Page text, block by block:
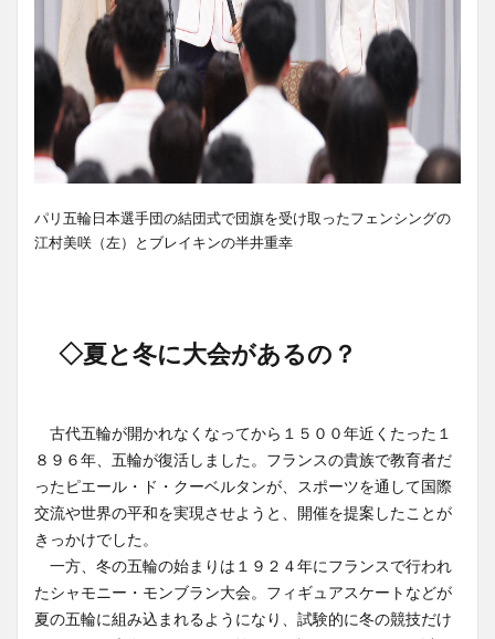
パリ五輪日本選手団の結団式で団旗を受け取ったフェンシングの
江村美咲（左）とブレイキンの半井重幸
◇夏と冬に大会があるの？
古代五輪が開かれなくなってから１５００年近くたった１
８９６年、五輪が復活しました。フランスの貴族で教育者だ
ったピエール・ド・クーベルタンが、スポーツを通して国際
交流や世界の平和を実現させようと、開催を提案したことが
きっかけでした。
一方、冬の五輪の始まりは１９２４年にフランスで行われ
たシャモニー・モンブラン大会。フィギュアスケートなどが
夏の五輪に組み込まれるようになり、試験的に冬の競技だけ